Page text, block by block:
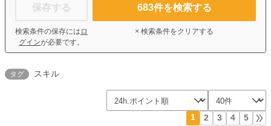
保存する
検索条件の保存には ロ
グインが必要です。
683件を検索する
× 検索条件をクリアする
タグ スキル
1 2 3 4 5